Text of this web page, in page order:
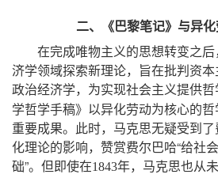
二、《巴黎笔记》与异
在完成唯物主义的思想转变之后
济学领域探索新理论， 旨在批判资
政治经济学， 为实现社会主义提供
学哲学手稿》以异化劳动为核心的
重要成果。 此时， 马克思无疑受到
化理论的影响， 赞赏费尔巴哈“给社
础”。 但即使在1843年， 马克思也从